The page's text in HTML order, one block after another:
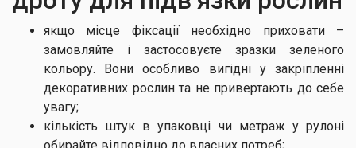
якщо місце фіксації необхідно приховати –
замовляйте і застосовуєте зразки зеленого
кольору. Вони особливо вигідні у закріпленні
декоративних рослин та не привертають до себе
увагу;
кількість штук в упаковці чи метраж у рулоні